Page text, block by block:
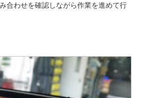
合わせを確認しながら作業を進めて行